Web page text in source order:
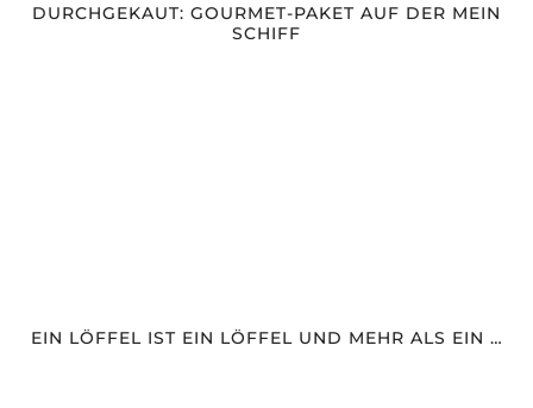
DURCHGEKAUT: GOURMET-PAKET AUF DER MEIN
SCHIFF
EIN LÖFFEL IST EIN LÖFFEL UND MEHR ALS EIN …